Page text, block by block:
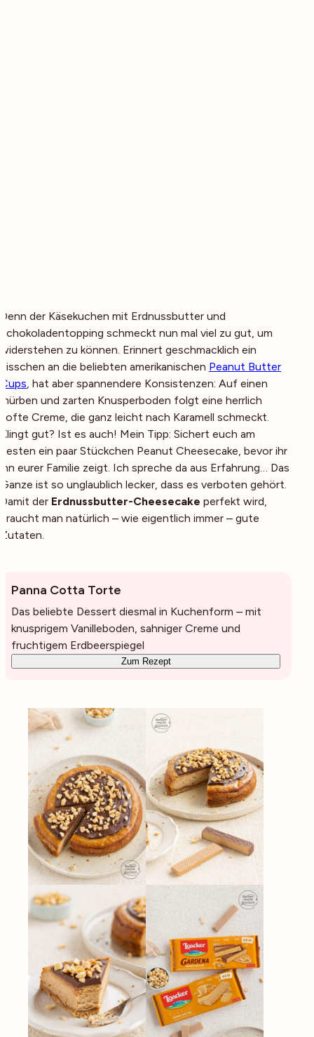
Denn der Käsekuchen mit Erdnussbutter und
Schokoladentopping schmeckt nun mal viel zu gut, um
widerstehen zu können. Erinnert geschmacklich ein
bisschen an die beliebten amerikanischen Peanut Butter
Cups, hat aber spannendere Konsistenzen: Auf einen
mürben und zarten Knusperboden folgt eine herrlich
softe Creme, die ganz leicht nach Karamell schmeckt.
Klingt gut? Ist es auch! Mein Tipp: Sichert euch am
besten ein paar Stückchen Peanut Cheesecake, bevor ihr
ihn eurer Familie zeigt. Ich spreche da aus Erfahrung… Das
Ganze ist so unglaublich lecker, dass es verboten gehört.
Damit der Erdnussbutter-Cheesecake perfekt wird,
braucht man natürlich – wie eigentlich immer – gute
Zutaten.
Panna Cotta Torte
Das beliebte Dessert diesmal in Kuchenform – mit
knusprigem Vanilleboden, sahniger Creme und
fruchtigem Erdbeerspiegel
Zum Rezept